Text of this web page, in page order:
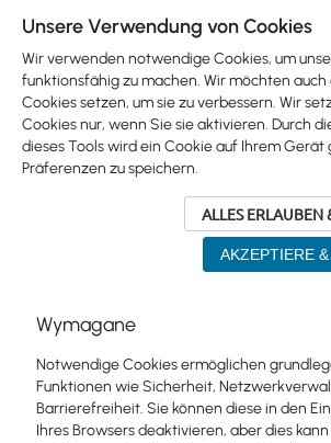
Ubiquiti Mikrotik WiFi &
Skip
product
list
Ubiquiti
Mikrotik
WiFi & SOHO
Unsere Verwendung von Cookies
Wir verwenden notwendige Cookies, um
funktionsfähig zu machen. Wir möchten
Cookies setzen, um sie zu verbessern. Wir
Cookies nur, wenn Sie sie aktivieren. Durch
dieses Tools wird ein Cookie auf Ihrem Gerät
Präferenzen zu speichern.
ALLES ERLAUBEN
AKZEPTIERE
Wymagane
Notwendige Cookies ermöglichen
Funktionen wie Sicherheit,
Barrierefreiheit. Sie können diese in den
Ihres Browsers deaktivieren, aber dies